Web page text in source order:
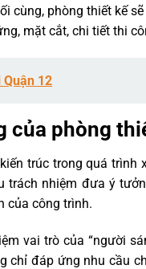
cùng, phòng thiết kế
mặt cắt, chi tiết thi
Quận 12
của phòng
trúc trong quá
trách nhiệm đưa ý
của công trình.
vai trò của “người
chỉ đáp ứng nhu cầu